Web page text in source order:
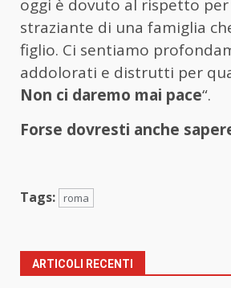
oggi è dovuto al rispetto
straziante di una famiglia
figlio. Ci sentiamo
addolorati e distrutti per
Non ci daremo mai pace“.
Forse dovresti anche
Tags: roma
ARTICOLI RECENTI